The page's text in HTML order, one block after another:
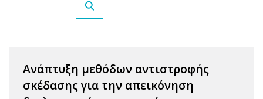
Ανάπτυξη μεθόδων αντιστροφής
σκέδασης για την απεικόνηση